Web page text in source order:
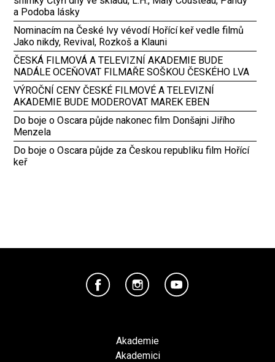
a Podoba lásky
Nominacím na České lvy vévodí Hořící keř vedle filmů
Jako nikdy, Revival, Rozkoš a Klauni
ČESKÁ FILMOVÁ A TELEVIZNÍ AKADEMIE BUDE
NADÁLE OCEŇOVAT FILMAŘE SOŠKOU ČESKÉHO LVA
VÝROČNÍ CENY ČESKÉ FILMOVÉ A TELEVIZNÍ
AKADEMIE BUDE MODEROVAT MAREK EBEN
Do boje o Oscara půjde nakonec film Donšajni Jiřího
Menzela
Do boje o Oscara půjde za Českou republiku film Hořící
keř
Akademie
Akademici